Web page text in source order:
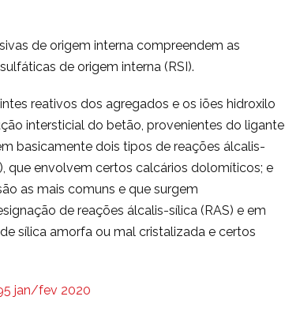
de origem interna compreendem as
de origem interna (RSI).
reativos dos agregados e os iões hidroxilo
intersticial do betão, provenientes do ligante
basicamente dois tipos de reações álcalis-
que envolvem certos calcários dolomíticos; e
as mais comuns e que surgem
de reações álcalis-sílica (RAS) e em
sílica amorfa ou mal cristalizada e certos
jan/fev 2020